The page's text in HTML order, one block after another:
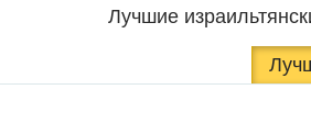
Лучшие